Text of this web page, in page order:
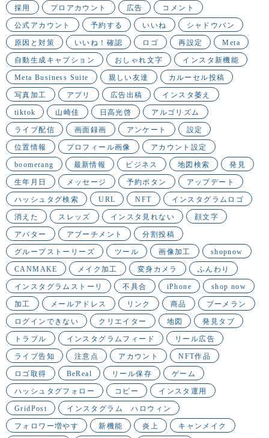
採用 プロアカウント 広告 コメント
公式アカウント 予約する いいね シャドウバン
原因と対策 いいね！確認 ロゴ 再設定 Meta
自動生成キャプション おしゃれ文字 インスタ新機能
Meta Business Suite 親しい友達 カルーセル投稿
写真加工 アプリ 広告出稿 インスタ萎え
tiktok 山崎佳 日高光啓 アルゴリズム
ライブ配信 画面録画 アンケート 設定
位置情報 プロフィール画像 アカウント設定
boomerang 最新情報 ビジネス 地図検索 発見
生年月日 メッセージ 予約ボタン アップデート
ハッシュタグ検索 URL NFT インスタグラムロゴ
消えた スレッズ インスタ見れない 顔文字
アバター アブーチメント 分割投稿
グループストーリーズ ツール 画像加工 shopnow
CANMAKE メイク加工 変身カメラ ふんわり
インスタグラムストーリ 不具合 iPhone shop now
加工 メールアドレス リンク 商品 ブーメラン
ログインできない クリエイター 地図 発見タブ
トラブル インスタグラムフィード リール広告
ライブ告知 注意点 アカウント NFT作品
ロゴ取得 BeReal リール保存 ゲーム
ハッシュタグフォロー コピー インスタ運用
GridPost インスタグラム ハロウィン
フォロワー増やす 新機能 炎上 キャンメイク